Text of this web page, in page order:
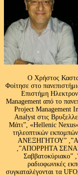
Ο Χρήστος
Φοίτησε στο
Επιστήμη
Management από το
Project Management
Analyst στις
Μάτι”, «Hellenic
τηλεοπτικών
ΑΝΕΞΗΓΗΤΟΥ”
,”ΑΠΟΡΡΗΤΑ
ραδιοφωνικές
συγκαταλέγονται τα